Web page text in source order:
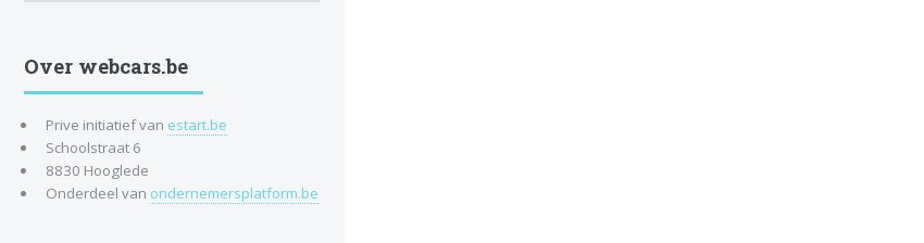
Over webcars.be
Prive initiatief van estart.be
Schoolstraat 6
8830 Hooglede
Onderdeel van ondernemersplatform.be